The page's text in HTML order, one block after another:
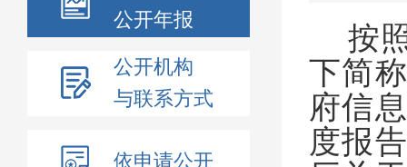
公开年报
公开机构
与联系方式
依申请公开
按
下简
府信
度报